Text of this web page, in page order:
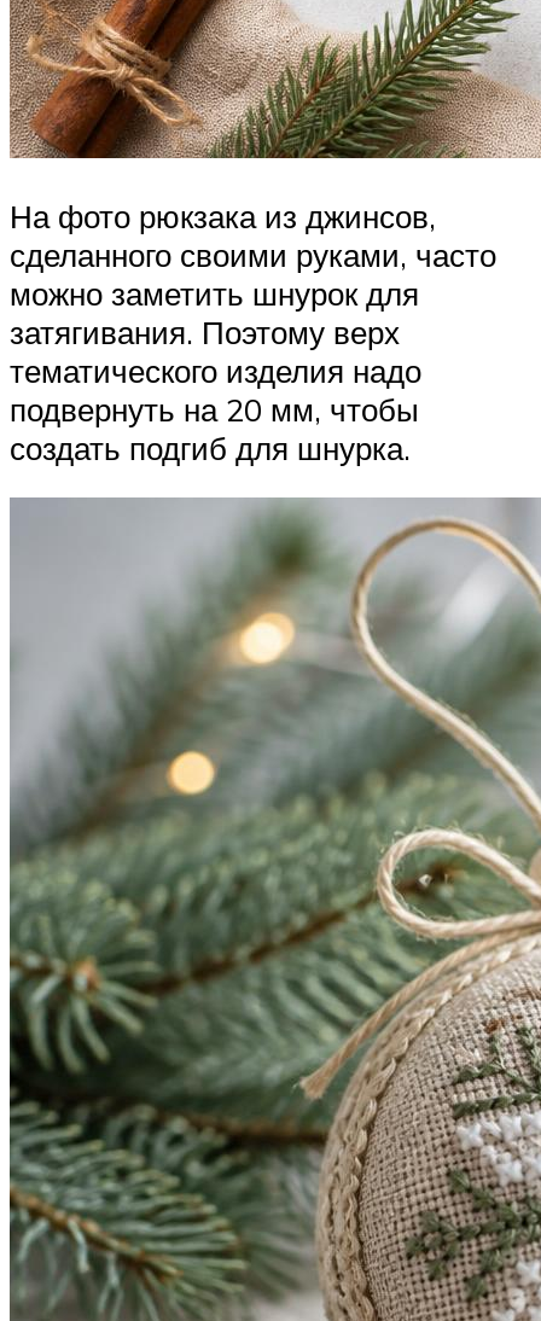
На фото рюкзака из джинсов,
сделанного своими руками, часто
можно заметить шнурок для
затягивания. Поэтому верх
тематического изделия надо
подвернуть на 20 мм, чтобы
создать подгиб для шнурка.